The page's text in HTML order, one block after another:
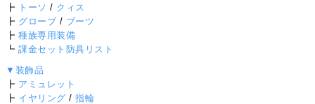
┣ トーソ / クィス
┣ グローブ / ブーツ
┣種族専用装備
┗課金セット防具リスト
▼装飾品
┣ アミュレット
┣ イヤリング /指輪